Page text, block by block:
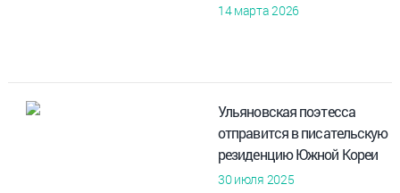
14 марта 2026
Ульяновская поэтесса
отправится в писательскую
резиденцию Южной Кореи
30 июля 2025